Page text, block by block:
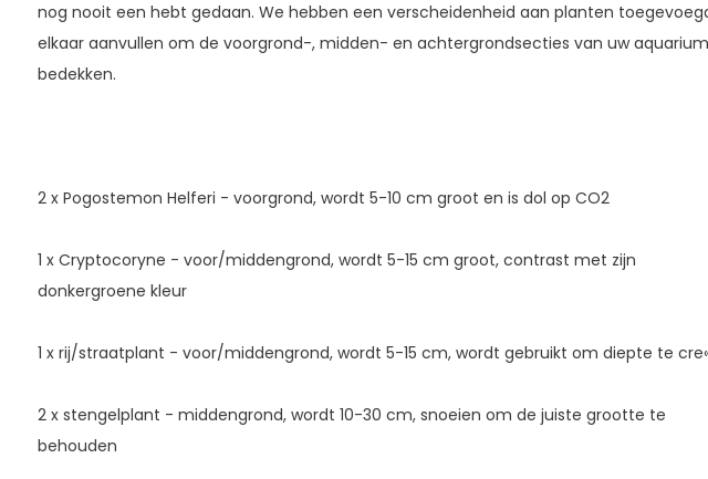
nog nooit een hebt gedaan. We hebben een verscheidenheid aan planten
elkaar aanvullen om de voorgrond-, midden- en achtergrondsecties van uw
bedekken.
2 x Pogostemon Helferi - voorgrond, wordt 5-10 cm groot en is dol op CO2
1 x Cryptocoryne - voor/middengrond, wordt 5-15 cm groot, contrast met zijn
donkergroene kleur
1 x rij/straatplant - voor/middengrond, wordt 5-15 cm, wordt gebruikt om diepte te
2 x stengelplant - middengrond, wordt 10-30 cm, snoeien om de juiste grootte te
behouden